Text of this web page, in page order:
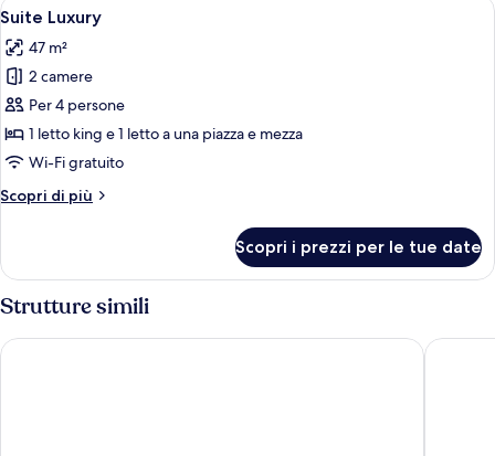
tutte
le
foto
per
Suite
Luxury
5
Suite Luxury
47 m²
2 camere
Per 4 persone
1 letto king e 1 letto a una piazza e mezza
Wi-Fi gratuito
Scopri di più
Altri
Luxury
Scopri i prezzi per le tue date
Strutture simili
Argentina Residenza Style Hotel